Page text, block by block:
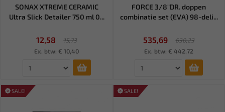
SONAX XTREME CERAMIC
Ultra Slick Detailer 750 ml 0...
12,58
15,73
Ex. btw: € 10,40
FORCE 3/8"DR. doppen
combinatie set (EVA) 98-deli...
535,69
630,23
Ex. btw: € 442,72
SALE! SALE!